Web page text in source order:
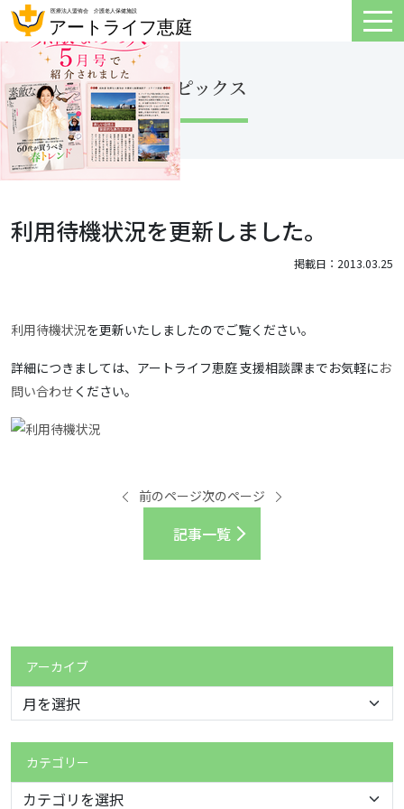
トピックス
利用待機状況を更新しました。
掲載日：2013.03.25
利用待機状況を更新いたしましたのでご覧ください。
詳細につきましては、アートライフ恵庭 支援相談課までお気軽にお
問い合わせ ください。
前のページ
記事一覧
次のページ
アーカイブ
カテゴリー